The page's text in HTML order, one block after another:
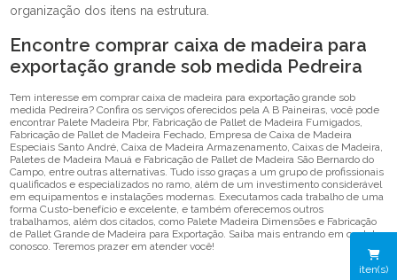
iten(s)
organização dos itens na estrutura.
Encontre comprar caixa de madeira para
exportação grande sob medida Pedreira
Tem interesse em comprar caixa de madeira para exportação grande sob
medida Pedreira? Confira os serviços oferecidos pela A B Paineiras, você pode
encontrar Palete Madeira Pbr, Fabricação de Pallet de Madeira Fumigados,
Fabricação de Pallet de Madeira Fechado, Empresa de Caixa de Madeira
Especiais Santo André, Caixa de Madeira Armazenamento, Caixas de Madeira,
Paletes de Madeira Mauá e Fabricação de Pallet de Madeira São Bernardo do
Campo, entre outras alternativas. Tudo isso graças a um grupo de profissionais
qualificados e especializados no ramo, além de um investimento considerável
em equipamentos e instalações modernas. Executamos cada trabalho de uma
forma Custo-benefício e excelente, e também oferecemos outros
trabalhamos, além dos citados, como Palete Madeira Dimensões e Fabricação
de Pallet Grande de Madeira para Exportação. Saiba mais entrando em contato
conosco. Teremos prazer em atender você!